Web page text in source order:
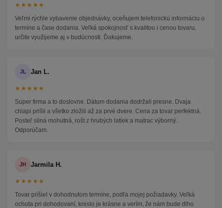
★★★★★
Veľmi rýchle vybavenie objednávky, oceňujem telefonickú informáciu o
termíne a čase dodania. Veľká spokojnosť s kvalitou i cenou tovaru,
určite využijeme aj v budúcnosti. Ďakujeme.
JL Jan L.
★★★★★
Super firma a to doslovne. Dátum dodania dodržali presne. Dvaja
chlapi prišli a všetko zložili až za prvé dvere. Cena za tovar perfektná.
Posteľ silná mohutná, rošt z hrubých latiek a matrac výborný.
Odporúčam.
JH Jarmila H.
★★★★★
Tovar prišiel v dohodnutom termíne, podľa mojej požiadavky. Veľká
ochota pri dohodovaní, kreslo je krásne a verím, že nám bude dlho